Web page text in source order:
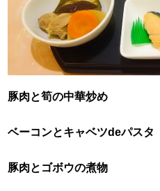
​豚肉と筍の中華炒め​
​ベーコンとキャベツdeパスタ​
​豚肉とゴボウの煮物​